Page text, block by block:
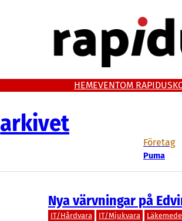
HEMEVENTOM RAPIDUS
arkivet
Företag
Puma
Nya värvningar på
IT/Hårdvara IT/Mjukvara